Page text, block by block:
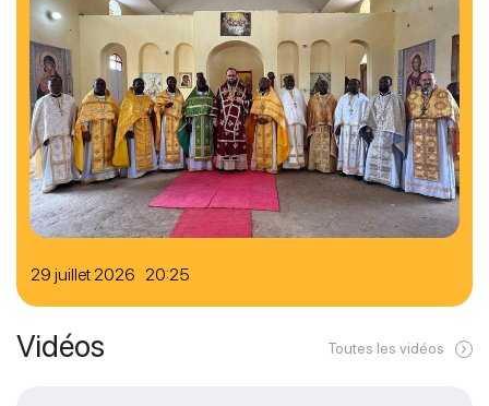
29 juillet 2026 20:25
Vidéos Toutes les vidéos